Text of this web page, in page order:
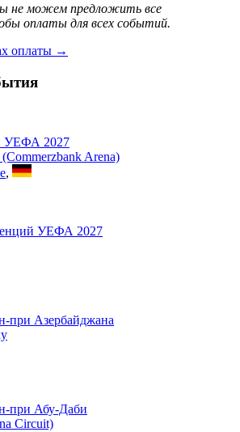
не можем предложить все
оплаты для всех событий.
оплаты →
УЕФА 2027
Arena)
,
УЕФА 2027
при Азербайджана
при Абу-Даби
Circuit)